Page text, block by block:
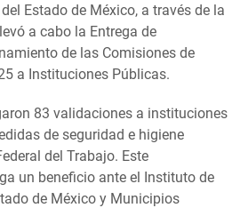
Estado de México, a través de la
a cabo la Entrega de
de las Comisiones de
a Instituciones Públicas.
83 validaciones a instituciones
de seguridad e higiene
del Trabajo. Este
un beneficio ante el Instituto de
de México y Municipios